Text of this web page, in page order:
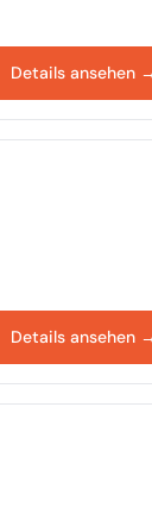
Details ansehen →
Details ansehen →